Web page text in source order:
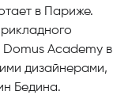
в Париже.
Domus Academy в
дизайнерами,
Бедина.